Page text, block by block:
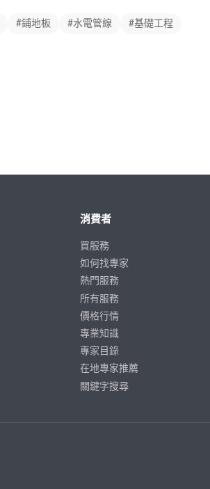
#鋪地板 #水電管線 #基礎工程
消費者
買服務
如何找專家
熱門服務
所有服務
價格行情
專業知識
專家目錄
在地專家推薦
關鍵字搜尋